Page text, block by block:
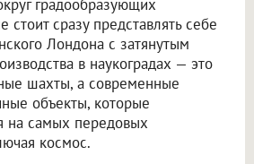
градообразующих
стоит сразу представлять себе
Лондона с затянутым
в наукоградах — это
шахты, а современные
объекты, которые
на самых передовых
космос.